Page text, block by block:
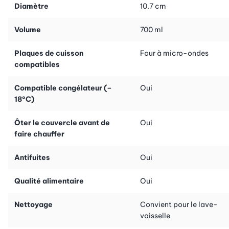
couvercle est lui aussi hermétique. Il contient 2 dl de liquide ou
Le gobelet Lunchpot 2Go est adapté au micro-ondes (retirez le
matin ou votre potage à midi.
Le gobelet Lunchpot 2Go de Mepal résiste au congélateur. Il
fabriqué en Hollande.
Diamètre 10.7 cm
Volume 700 ml
Plaques de cuisson
compatibles
Four à micro-ondes
Compatible congélateur (–
18°C)
Oui
Ôter le couvercle avant de
faire chauffer
Oui
Antifuites Oui
Qualité alimentaire Oui
Nettoyage
Convient pour le lave-
vaisselle